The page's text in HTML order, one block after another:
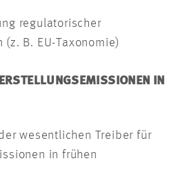
regulatorischer
(z. B. EU-Taxonomie)
IN
wesentlichen Treiber für
in frühen